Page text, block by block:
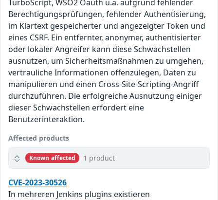
TurboScript, WSO2 Oauth u.a. aufgrund fehlender
Berechtigungsprüfungen, fehlender Authentisierung,
im Klartext gespeicherter und angezeigter Token und
eines CSRF. Ein entfernter, anonymer, authentisierter
oder lokaler Angreifer kann diese Schwachstellen
ausnutzen, um Sicherheitsmaßnahmen zu umgehen,
vertrauliche Informationen offenzulegen, Daten zu
manipulieren und einen Cross-Site-Scripting-Angriff
durchzuführen. Die erfolgreiche Ausnutzung einiger
dieser Schwachstellen erfordert eine
Benutzerinteraktion.
Affected products
Known affected 1 product
CVE-2023-30526
In mehreren Jenkins plugins existieren